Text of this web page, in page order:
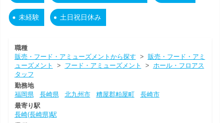
未経験 土日祝日休み
職種
販売・フード・アミューズメントから探す > 販売・フード・アミ
ューズメント
> フード・アミューズメント > ホール・フロアス
タッフ
勤務地
福岡県
長崎県 北九州市 糟屋郡粕屋町
長崎市
最寄り駅
長崎(長崎県)駅